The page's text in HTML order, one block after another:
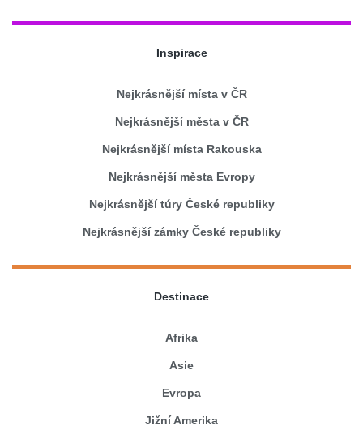
Inspirace
Nejkrásnější místa v ČR
Nejkrásnější města v ČR
Nejkrásnější místa Rakouska
Nejkrásnější města Evropy
Nejkrásnější túry České republiky
Nejkrásnější zámky České republiky
Destinace
Afrika
Asie
Evropa
Jižní Amerika